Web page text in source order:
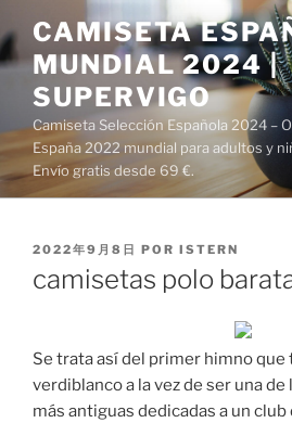
al
contenido
CAMISETA
MUNDIAL 2024 |
SUPERVIGO
Camiseta Selección Española 2024 –
España 2022 mundial para adultos y
Envío gratis desde 69 €.
PUBLICADO
2022年9月8日 POR ISTERN
camisetas polo
Se trata así del primer himno
verdiblanco a la vez de ser una
más antiguas dedicadas a un club